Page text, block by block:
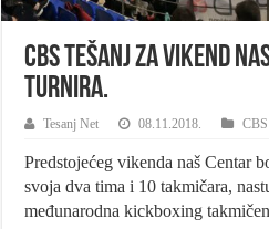
CBS Tešanj za vikend
turnira.
Tesanj Net 08.11.2018.
Predstojećeg vikenda naš Centar
svoja dva tima i 10 takmičara,
međunarodna kickboxing